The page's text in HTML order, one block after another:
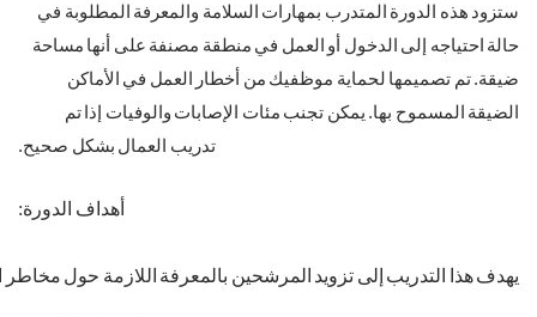
ستزود هذه الدورة المتدرب بمهارات السلامة والمعرفة المطلوبة في
حالة احتياجه إلى الدخول أو العمل في منطقة مصنفة على أنها مساحة
ضيقة. تم تصميمها لحماية موظفيك من أخطار العمل في الأماكن
الضيقة المسموح بها. يمكن تجنب مئات الإصابات والوفيات إذا تم
تدريب العمال بشكل صحيح.
أهداف الدورة:
يهدف هذا التدريب إلى تزويد المرشحين بالمعرفة اللازمة حول مخاطر